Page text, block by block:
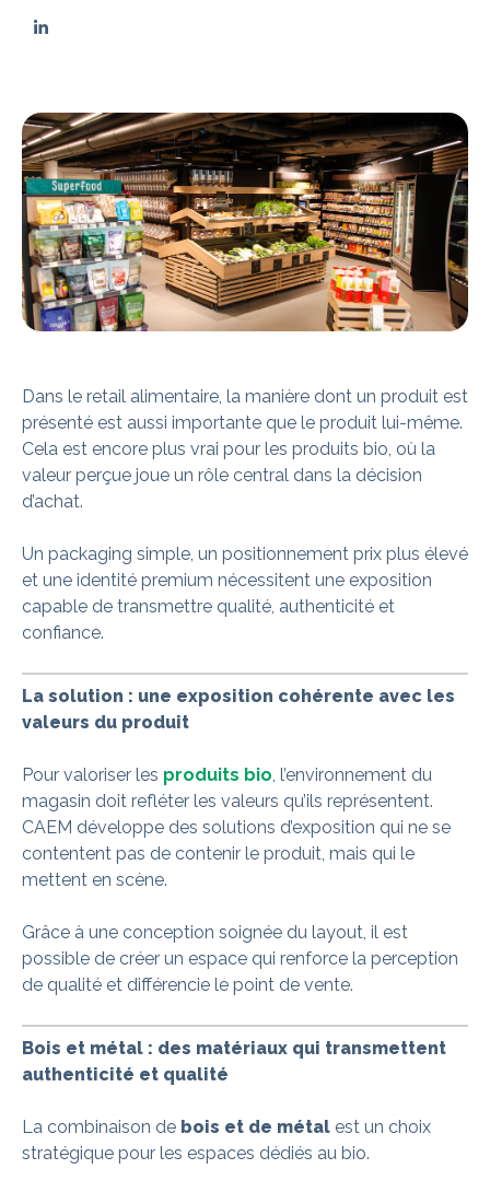
Dans le retail alimentaire, la manière dont un produit est
présenté est aussi importante que le produit lui-même.
Cela est encore plus vrai pour les produits bio, où la
valeur perçue joue un rôle central dans la décision
d’achat.
Un packaging simple, un positionnement prix plus élevé
et une identité premium nécessitent une exposition
capable de transmettre qualité, authenticité et
confiance.
La solution : une exposition cohérente avec les
valeurs du produit
Pour valoriser les produits bio, l’environnement du
magasin doit refléter les valeurs qu’ils représentent.
CAEM développe des solutions d’exposition qui ne se
contentent pas de contenir le produit, mais qui le
mettent en scène.
Grâce à une conception soignée du layout, il est
possible de créer un espace qui renforce la perception
de qualité et différencie le point de vente.
Bois et métal : des matériaux qui transmettent
authenticité et qualité
La combinaison de bois et de métal est un choix
stratégique pour les espaces dédiés au bio.